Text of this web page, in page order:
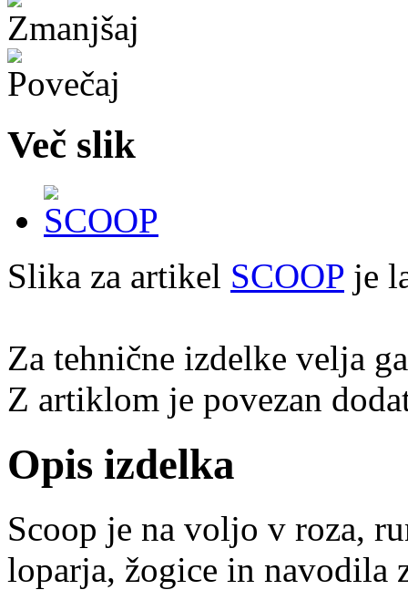
Več slik
Slika za artikel SCOOP je
Za tehnične izdelke velja
Z artiklom je povezan
Opis izdelka
Scoop je na voljo v roza,
loparja, žogice in navodila